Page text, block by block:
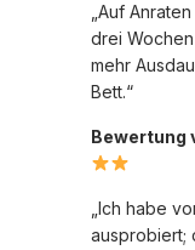
„Auf
drei
mehr
Bett.“
Bewertung
„Ich habe
ausprobiert;